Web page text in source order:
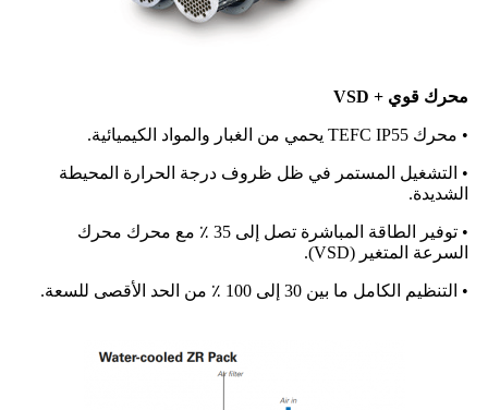
محرك قوي + VSD
• محرك TEFC IP55 يحمي من الغبار والمواد الكيميائية.
• التشغيل المستمر في ظل ظروف درجة الحرارة المحيطة
الشديدة.
• توفير الطاقة المباشرة تصل إلى 35 ٪ مع محرك محرك
السرعة المتغير (VSD).
• التنظيم الكامل ما بين 30 إلى 100 ٪ من الحد الأقصى للسعة.